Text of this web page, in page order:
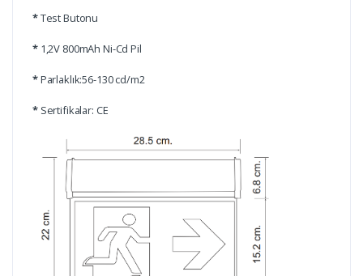
*Test Butonu
*1,2V 800mAh Ni-Cd Pil
*Parlaklık:56-130 cd/m2
*Sertifikalar: CE